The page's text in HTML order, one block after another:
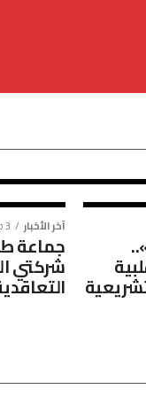
آخر الأخبار 3 weeks ago
جماعة
شركتي